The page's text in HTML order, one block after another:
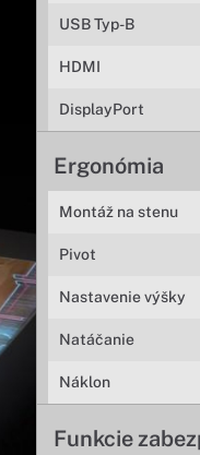
USB Typ-B
HDMI
DisplayPort
Ergonómia
Montáž na stenu
Pivot
Nastavenie výšky
Natáčanie
Náklon
Funkcie